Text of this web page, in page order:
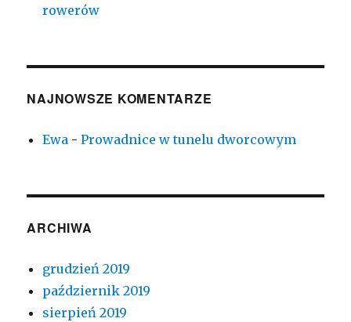
rowerów
NAJNOWSZE KOMENTARZE
Ewa -Prowadnice w tunelu dworcowym
ARCHIWA
grudzień 2019
październik 2019
sierpień 2019